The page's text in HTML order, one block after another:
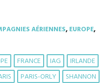
AÉRIENNES,EUROPE,
FRANCE IAG
IRLANDE
PARIS-ORLY SHANNON